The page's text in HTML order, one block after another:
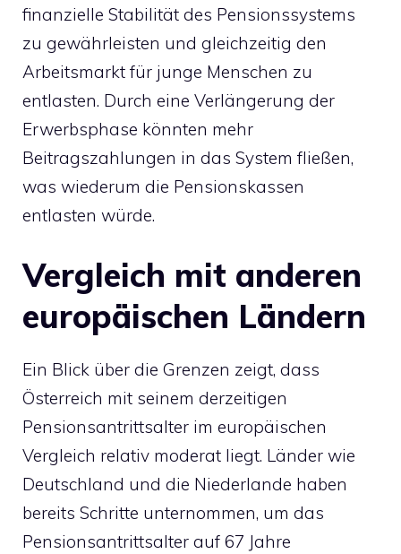
finanzielle Stabilität des Pensionssystems
zu gewährleisten und gleichzeitig den
Arbeitsmarkt für junge Menschen zu
entlasten. Durch eine Verlängerung der
Erwerbsphase könnten mehr
Beitragszahlungen in das System fließen,
was wiederum die Pensionskassen
entlasten würde.
Vergleich mit anderen
europäischen Ländern
Ein Blick über die Grenzen zeigt, dass
Österreich mit seinem derzeitigen
Pensionsantrittsalter im europäischen
Vergleich relativ moderat liegt. Länder wie
Deutschland und die Niederlande haben
bereits Schritte unternommen, um das
Pensionsantrittsalter auf 67 Jahre